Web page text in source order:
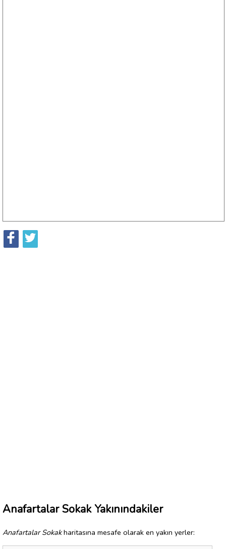
Anafartalar Sokak Yakınındakiler
Anafartalar Sokakharitasına mesafe olarak en yakın yerler: